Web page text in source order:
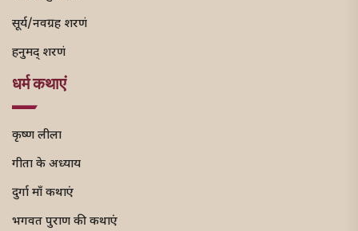
सूर्य/नवग्रह शरणं
हनुमद् शरणं
धर्म कथाएं
कृष्ण लीला
गीता के अध्याय
दुर्गा माँ कथाएं
भगवत पुराण की कथाएं